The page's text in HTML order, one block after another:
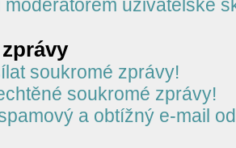
uživatelské
soukromé zprávy!
soukromé zprávy!
a obtížný e-mail